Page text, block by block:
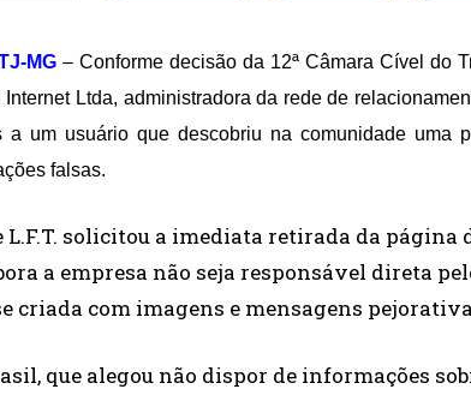
MG – Conforme decisão da 12ª Câmara Cível do
Ltda, administradora da rede de
a um usuário que descobriu na comunidade uma
falsas.
L.F.T. solicitou a imediata retirada da
a empresa não seja responsável direta
criada com imagens e mensagens
que alegou não dispor de informações